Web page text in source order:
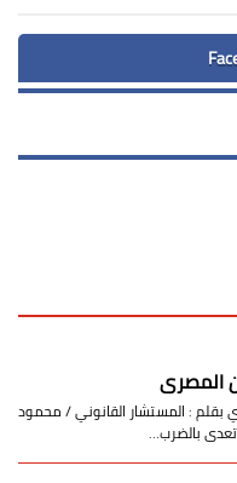
المصري
بقلم : المستشار القانوني / محمود
بالضرب…